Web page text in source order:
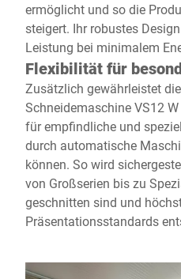
ermöglicht und so die
steigert. Ihr robustes
Leistung bei minimalem
Flexibilität für
Zusätzlich gewährleistet
Schneidemaschine VS12
für empfindliche und
durch automatische
können. So wird
von Großserien bis zu
geschnitten sind und
Präsentationsstandards